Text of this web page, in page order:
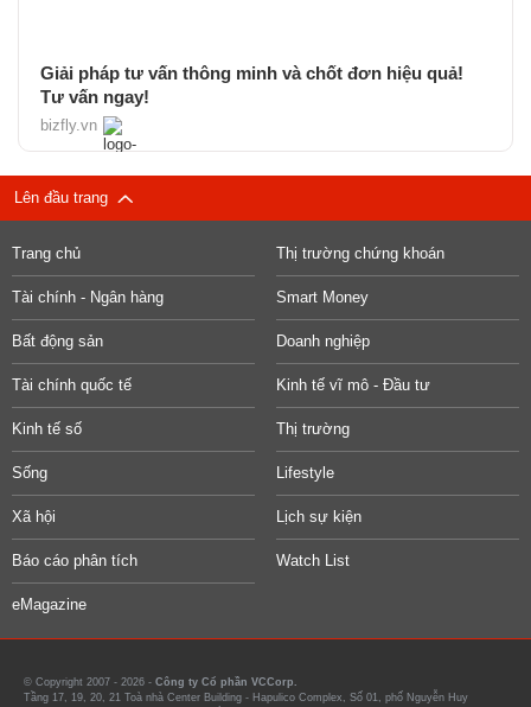
Giải pháp tư vấn thông minh và chốt đơn hiệu quả!
Tư vấn ngay!
bizfly.vn
Lên đầu trang
Trang chủ Thị trường chứng khoán
Tài chính - Ngân hàng Smart Money
Bất động sản Doanh nghiệp
Tài chính quốc tế Kinh tế vĩ mô - Đầu tư
Kinh tế số Thị trường
Sống Lifestyle
Xã hội Lịch sự kiện
Báo cáo phân tích Watch List
eMagazine
© Copyright 2007 - 2026 - Công ty Cổ phần VCCorp.
Tầng 17, 19, 20, 21 Toà nhà Center Building - Hapulico Complex, Số 01, phố Nguyễn Huy